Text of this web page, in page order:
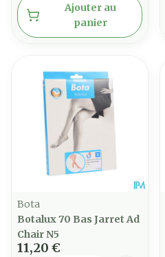
Ajouter au
panier
Bota
Botalux 70 Bas Jarret Ad
Chair N5
11,20 €